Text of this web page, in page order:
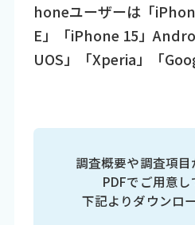
honeユーザーは「
E」「iPhone 15」
UOS」「Xperia」「
調査概要や調査項
PDFでご用意し
下記よりダウンロ